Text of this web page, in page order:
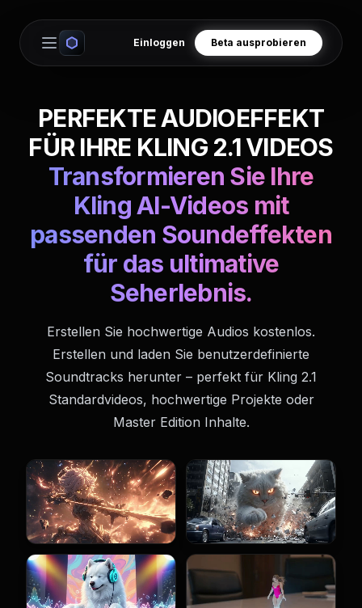
Open main menu
Einloggen Beta ausprobieren
PERFEKTE AUDIOEFFEKT
FÜR IHRE KLING 2.1 VIDEOS
Transformieren Sie Ihre
Kling AI-Videos mit
passenden Soundeffekten
für das ultimative
Seherlebnis.
Erstellen Sie hochwertige Audios kostenlos.
Erstellen und laden Sie benutzerdefinierte
Soundtracks herunter – perfekt für Kling 2.1
Standardvideos, hochwertige Projekte oder
Master Edition Inhalte.